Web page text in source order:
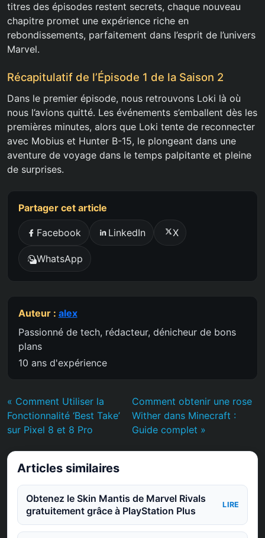
titres des épisodes restent secrets, chaque nouveau
chapitre promet une expérience riche en
rebondissements, parfaitement dans l’esprit de l’univers
Marvel.
Récapitulatif de l’Épisode 1 de la Saison 2
Dans le premier épisode, nous retrouvons Loki là où
nous l’avions quitté. Les événements s’emballent dès les
premières minutes, alors que Loki tente de reconnecter
avec Mobius et Hunter B-15, le plongeant dans une
aventure de voyage dans le temps palpitante et pleine
de surprises.
Partager cet article
Facebook LinkedIn X
WhatsApp
Auteur : alex
Passionné de tech, rédacteur, dénicheur de bons
plans
10 ans d'expérience
« Comment Utiliser la
Fonctionnalité ‘Best Take’
sur Pixel 8 et 8 Pro
Comment obtenir une rose
Wither dans Minecraft :
Guide complet »
Articles similaires
Obtenez le Skin Mantis de Marvel Rivals
gratuitement grâce à PlayStation Plus
LIRE